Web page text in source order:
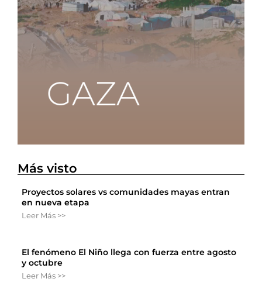
Más visto
Proyectos solares vs comunidades mayas entran
en nueva etapa
Leer Más >>
El fenómeno El Niño llega con fuerza entre agosto
y octubre
Leer Más >>